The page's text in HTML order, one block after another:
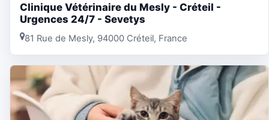
Clinique Vétérinaire du Mesly - Créteil -
Urgences 24/7 - Sevetys
81 Rue de Mesly, 94000 Créteil, France